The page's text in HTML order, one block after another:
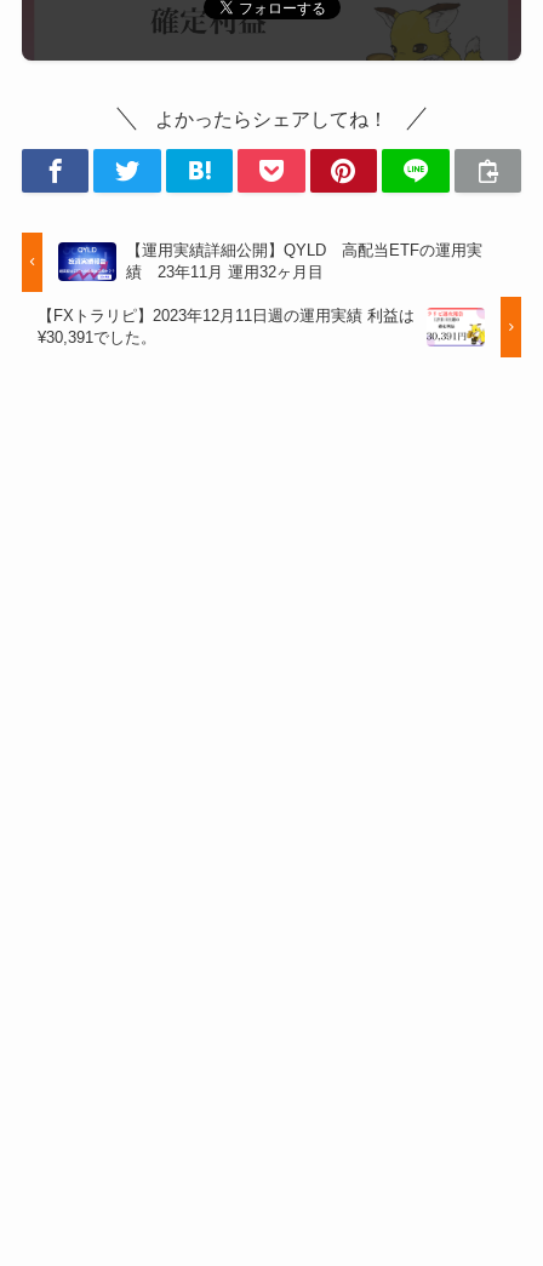
よかったらシェアしてね！
【運用実績詳細公開】QYLD 高配当ETFの運用実
績 23年11月 運用32ヶ月目
【FXトラリピ】2023年12月11日週の運用実績 利益は
¥30,391でした。